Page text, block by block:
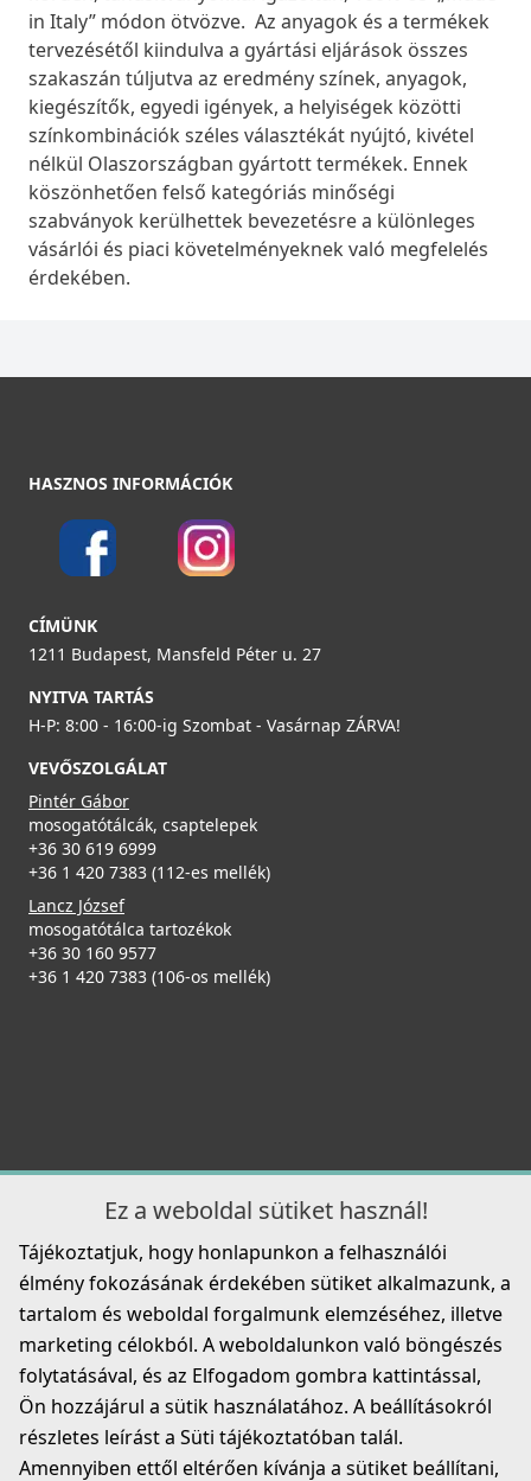
in Italy” módon ötvözve. Az anyagok és a termékek
tervezésétől kiindulva a gyártási eljárások összes
szakaszán túljutva az eredmény színek, anyagok,
kiegészítők, egyedi igények, a helyiségek közötti
színkombinációk széles választékát nyújtó, kivétel
nélkül Olaszországban gyártott termékek. Ennek
köszönhetően felső kategóriás minőségi
szabványok kerülhettek bevezetésre a különleges
vásárlói és piaci követelményeknek való megfelelés
érdekében.
HASZNOS INFORMÁCIÓK
CÍMÜNK
1211 Budapest, Mansfeld Péter u. 27
NYITVA TARTÁS
H-P: 8:00 - 16:00-ig Szombat - Vasárnap ZÁRVA!
VEVŐSZOLGÁLAT
Pintér Gábor
mosogatótálcák, csaptelepek
+36 30 619 6999
+36 1 420 7383 (112-es mellék)
Lancz József
mosogatótálca tartozékok
+36 30 160 9577
+36 1 420 7383 (106-os mellék)
Ez a weboldal sütiket használ!
Tájékoztatjuk, hogy honlapunkon a felhasználói
élmény fokozásának érdekében sütiket alkalmazunk, a
tartalom és weboldal forgalmunk elemzéséhez, illetve
marketing célokból. A weboldalunkon való böngészés
folytatásával, és az Elfogadom gombra kattintással,
Ön hozzájárul a sütik használatához. A beállításokról
részletes leírást a Süti tájékoztatóban talál.
Amennyiben ettől eltérően kívánja a sütiket beállítani,